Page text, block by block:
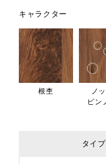
キャラクター
根杢
ノ
ピン
タイプ